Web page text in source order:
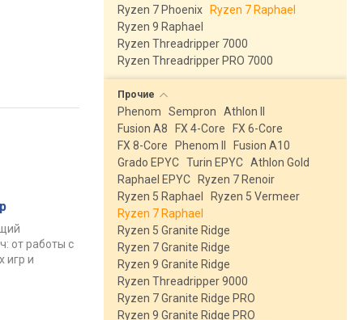
от работы с
игр и
Ryzen 7 Phoenix
Ryzen 7 Raphael
Ryzen 9 Raphael
Ryzen Threadripper 7000
Ryzen Threadripper PRO 7000
Прочие
Phenom Sempron
Athlon II
Fusion A8
FX 4-Core
FX 6-Core
FX 8-Core
Phenom II
Fusion A10
Grado EPYC Turin EPYC Athlon Gold
Raphael EPYC
Ryzen 7 Renoir
Ryzen 5 Raphael
Ryzen 5 Vermeer
Ryzen 7 Raphael
Ryzen 5 Granite Ridge
Ryzen 7 Granite Ridge
Ryzen 9 Granite Ridge
Ryzen Threadripper 9000
Ryzen 7 Granite Ridge PRO
Ryzen 9 Granite Ridge PRO